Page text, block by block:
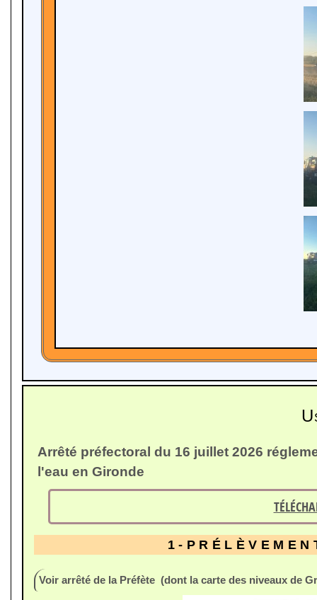
Arrêté préfectoral du 16 juillet 2026
l'eau en Gironde
1-
Voir arrêté de la Préfète (dont la carte des niveaux de